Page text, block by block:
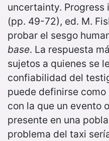
uncertainty.
(pp. 49-72), ed. M.
probar el sesgo
base. La respuesta
sujetos a quienes se
confiabilidad del
puede definirse
con la que un evento
presente en una
problema del taxi